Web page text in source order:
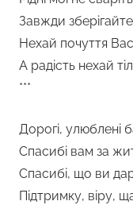
Завжди
Нехай почуття
А радість нехай
***
Дорогі, улюблені
Спасибі вам за
Спасибі, що ви
Підтримку, віру,